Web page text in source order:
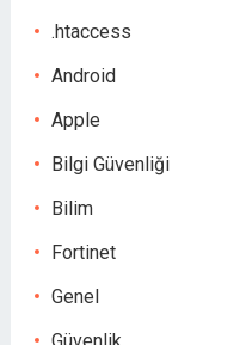
.htaccess
Android
Apple
Bilgi Güvenliği
Bilim
Fortinet
Genel